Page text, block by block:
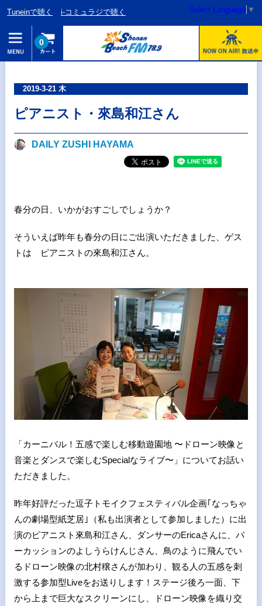
Tuneinで聴く i-コミュラジで聴く Select Language ▼
0
2019-3-21 木
ピアニスト・來島和江さん
DAILY ZUSHI HAYAMA
春分の日、いかがおすごしでしょうか？
そういえば昨年も春分の日にご出演いただきました、ゲス
トは ピアニストの來島和江さん。
「カーニバル！五感で楽しむ移動遊園地 〜ドローン映像と
音楽とダンスで楽しむSpecialなライブ〜」についてお話い
ただきました。
昨年好評だった逗子トモイクフェスティバル企画｢なっちゃ
んの劇場型紙芝居｣（私も出演者として参加しました）に出
演のピアニスト來島和江さん、ダンサーのEricaさんに、パ
ーカッションのよしうらけんじさん、鳥のように飛んでい
るドローン映像の北村穣さんが加わり、観る人の五感を刺
激する参加型Liveをお送りします！ステージ後ろ一面、下
から上まで巨大なスクリーンにし、ドローン映像を織り交